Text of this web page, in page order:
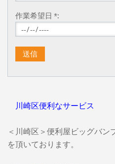
作業希望日 *:
川崎区便利なサービス
＜川崎区＞便利屋ビッグバ
を頂いております。